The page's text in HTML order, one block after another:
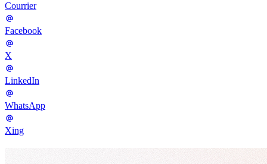
Courrier
Facebook
X
LinkedIn
WhatsApp
Xing